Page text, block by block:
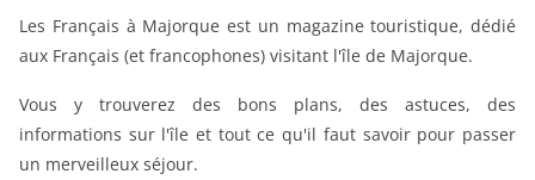
Les Français à Majorque est un magazine touristique, dédié
aux Français (et francophones) visitant l'île de Majorque.
Vous y trouverez des bons plans, des astuces, des
informations sur l'île et tout ce qu'il faut savoir pour passer
un merveilleux séjour.